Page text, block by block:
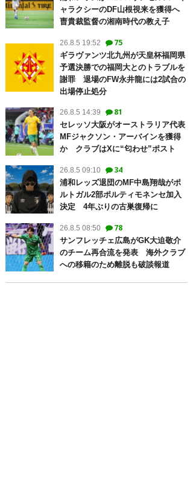
ャラクシーのDF山根視来を獲得へ
曺貴裁監督の湘南時代の教え子
26.8.5 19:52 75
ギラヴァンツ北九州が天皇杯福岡県
予選決勝での福岡大とのトラブルを
謝罪 退場のFW永井龍には2試合の
出場停止処分
26.8.5 14:39 81
セレッソ大阪がオーストラリア代表
MFジャクソン・アーバインを獲得
か クラブはXに“匂わせ”ポスト
26.8.5 09:10 34
浦和レッズ退団のMF中島翔哉がポ
ルトガル2部ポルティモネンセ加入
決定 4年ぶりの古巣復帰に
26.8.5 08:50 78
サンフレッチェ広島がGK大迫敬介
のチーム再合流を発表 海外クラブ
への移籍のため離脱も破談報道